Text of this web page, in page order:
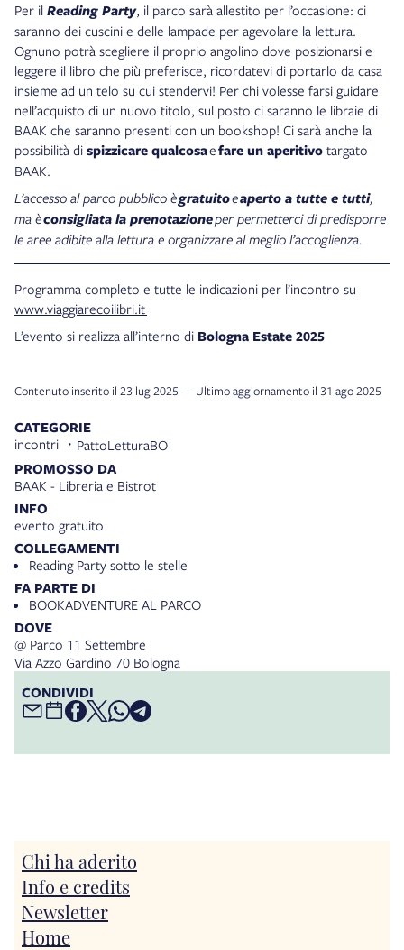
Per il Reading Party, il parco sarà allestito per l’occasione: ci
saranno dei cuscini e delle lampade per agevolare la lettura.
Ognuno potrà scegliere il proprio angolino dove posizionarsi e
leggere il libro che più preferisce, ricordatevi di portarlo da casa
insieme ad un telo su cui stendervi! Per chi volesse farsi guidare
nell’acquisto di un nuovo titolo, sul posto ci saranno le libraie di
BAAK che saranno presenti con un bookshop! Ci sarà anche la
possibilità di spizzicare qualcosaefare un aperitivo targato
BAAK.
L’accesso al parco pubblico ègratuitoeaperto a tutte e tutti,
ma èconsigliata la prenotazioneper permetterci di predisporre
le aree adibite alla lettura e organizzare al meglio l’accoglienza.
Programma completo e tutte le indicazioni per l’incontro su
www.viaggiarecoilibri.it
L’evento si realizza all’interno di Bologna Estate 2025
CATEGORIE
incontri PattoLetturaBO
PROMOSSO DA
BAAK - Libreria e Bistrot
INFO
evento gratuito
COLLEGAMENTI
Reading Party sotto le stelle
FA PARTE DI
BOOKADVENTURE AL PARCO
DOVE
@ Parco 11 Settembre
Via Azzo Gardino 70 Bologna
CONDIVIDI
Contenuto inserito il 23 lug 2025 — Ultimo aggiornamento il 31 ago 2025
Chi ha aderito
Info e credits
Newsletter
Home